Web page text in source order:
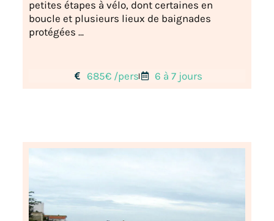
petites étapes à vélo, dont certaines en
boucle et plusieurs lieux de baignades
protégées ...
685€ /pers 6 à 7 jours